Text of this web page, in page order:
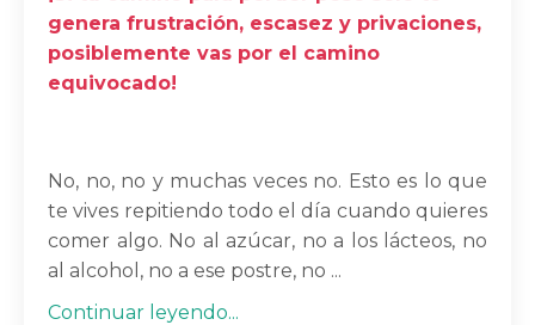
genera frustración, escasez y privaciones,
posiblemente vas por el camino
equivocado!
No, no, no y muchas veces no. Esto es lo que
te vives repitiendo todo el día cuando quieres
comer algo. No al azúcar, no a los lácteos, no
al alcohol, no a ese postre, no ...
Continuar leyendo...